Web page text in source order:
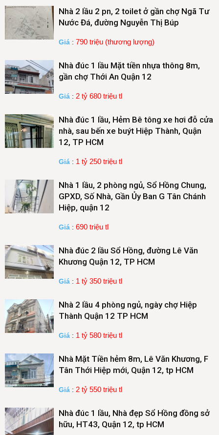
Nhà 2 lầu 2 pn, 2 toilet ở gần chợ Ngã Tư
Nước Đá, đường Nguyễn Thị Búp
Giá : 790 triệu (thương lượng)
Nhà đúc 1 lầu Mặt tiền nhựa thông 8m,
gần chợ Thới An Quận 12
Giá : 2 tỷ 680 triệu tl
Nhà đúc 1 lầu, Hẻm Bê tông xe hơi đỗ cửa
nhà, sau bến xe buýt Hiệp Thành, Quận
12, TP HCM
Giá : 1 tỷ 250 triệu tl
Nhà 1 lầu, 2 phòng ngủ, Sổ Hồng Chung,
GPXD, Số Nhà, Gần Ủy Ban G Tân Chánh
Hiệp, quận 12
Giá : 690 triệu tl
Nhà đúc 2 lầu Sổ Hồng, đường Lê Văn
Khương Quận 12, TP HCM
Giá : 1 tỷ 350 triệu tl
Nhà 2 lầu 4 phòng ngủ, ngày chợ Hiệp
Thành Quận 12 TP HCM
Giá : 1 tỷ 580 triệu tl
Nhà Mặt Tiền hẻm 8m, Lê Văn Khương, F
Tân Thới Hiệp mới, Quận 12, tp HCM
Giá : 2 tỷ 550 triệu tl
Nhà đúc 1 lầu, Nhà đẹp Sổ Hồng đồng sở
hữu, HT43, Quận 12, tp HCM